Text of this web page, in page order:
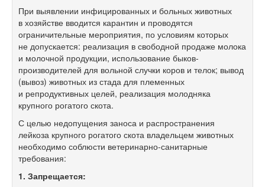
При выявлении инфицированных и больных животных
в хозяйстве вводится карантин и проводятся
ограничительные мероприятия, по условиям которых
не допускается: реализация в свободной продаже молока
и молочной продукции, использование быков-
производителей для вольной случки коров и телок; вывод
(вывоз) животных из стада для племенных
и репродуктивных целей, реализация молодняка
крупного рогатого скота.
С целью недопущения заноса и распространения
лейкоза крупного рогатого скота владельцем животных
необходимо соблюсти ветеринарно-санитарные
требования:
1. Запрещается: